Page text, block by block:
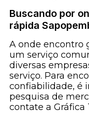
Buscando por
rápida
A onde encontro
um serviço
diversas
serviço. Para
confiabilidade, é
pesquisa de
contate a Gráfica